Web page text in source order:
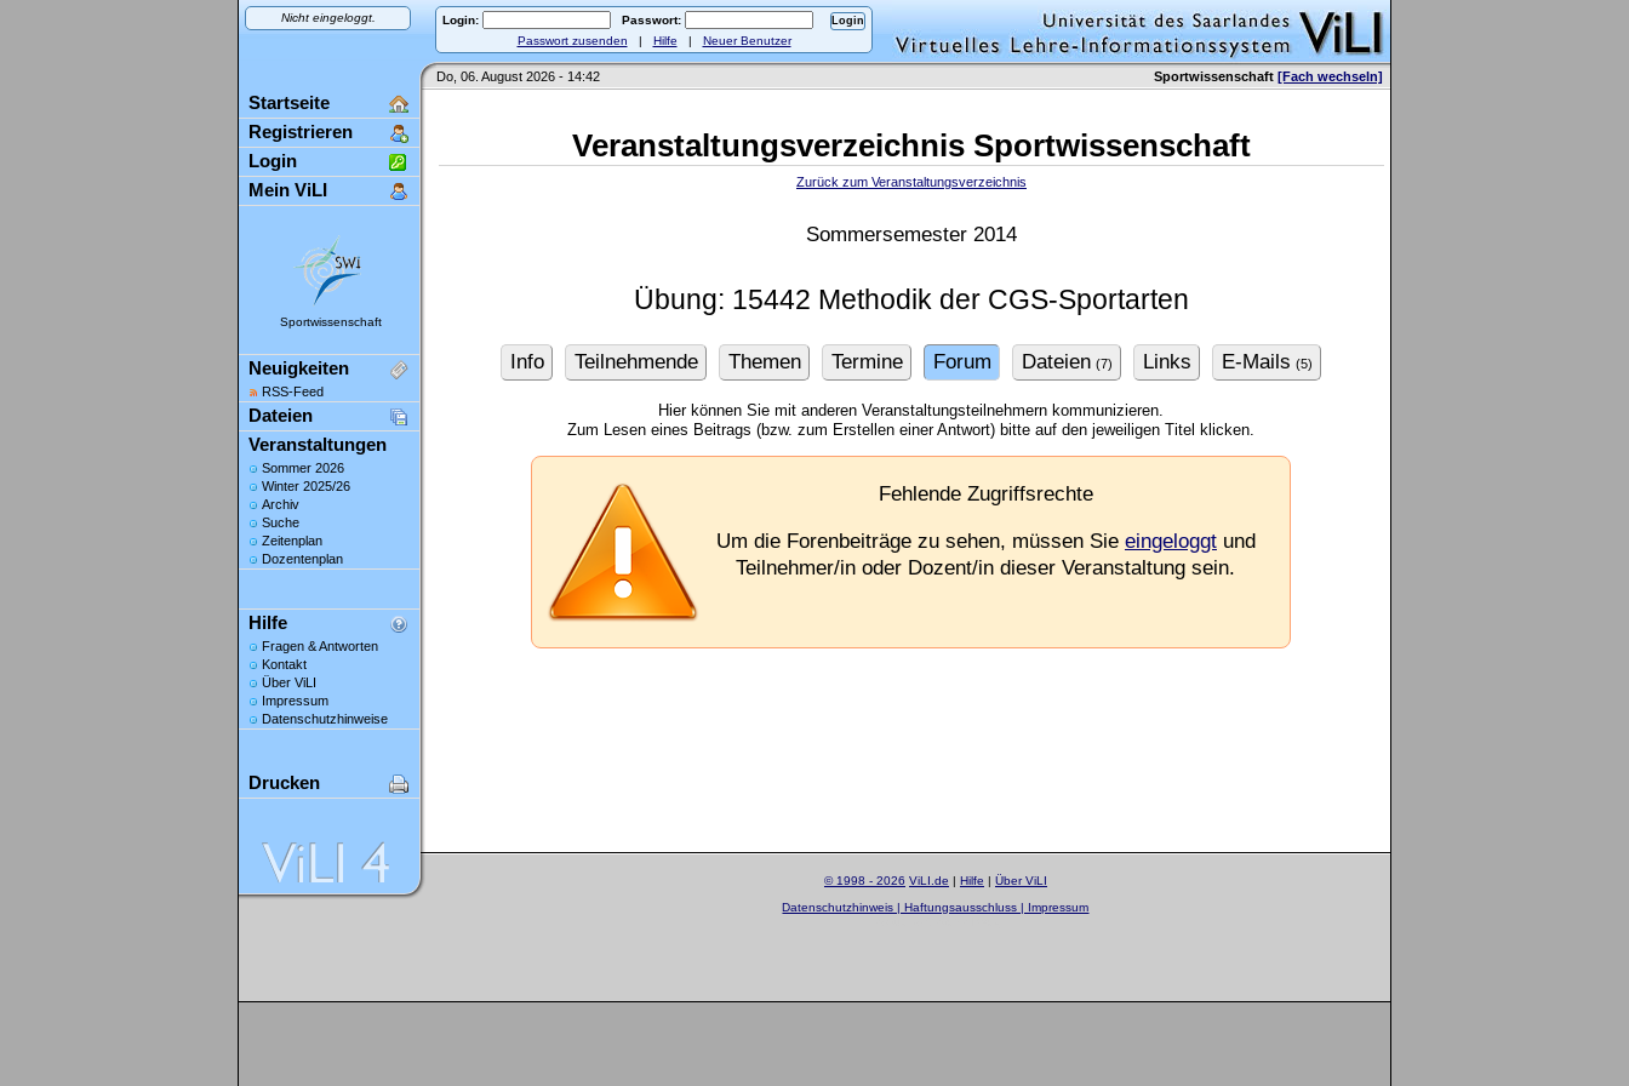
Nicht eingeloggt. Login:
Passwort:
Passwort zusenden | Hilfe | Neuer Benutzer
Do, 06. August 2026 - 14:42 Sportwissenschaft [Fach wechseln]
Startseite
Registrieren
Login
Mein ViLI
Sportwissenschaft
Neuigkeiten
RSS-Feed
Dateien
Veranstaltungen
Sommer 2026
Winter 2025/26
Archiv
Suche
Zeitenplan
Dozentenplan
Hilfe
Fragen & Antworten
Kontakt
Über ViLI
Impressum
Datenschutzhinweise
Drucken
Veranstaltungsverzeichnis Sportwissenschaft
Zurück zum Veranstaltungsverzeichnis
Sommersemester 2014
Übung: 15442 Methodik der CGS-Sportarten
Info Teilnehmende Themen Termine Forum Dateien (7) Links E-Mails (5)
Hier können Sie mit anderen Veranstaltungsteilnehmern kommunizieren.
Zum Lesen eines Beitrags (bzw. zum Erstellen einer Antwort) bitte auf den jeweiligen Titel klicken.
Fehlende Zugriffsrechte
Um die Forenbeiträge zu sehen, müssen Sie eingeloggtund
Teilnehmer/in oder Dozent/in dieser Veranstaltung sein.
© 1998 - 2026 ViLI.de | Hilfe | Über ViLI
Datenschutzhinweis | Haftungsausschluss | Impressum